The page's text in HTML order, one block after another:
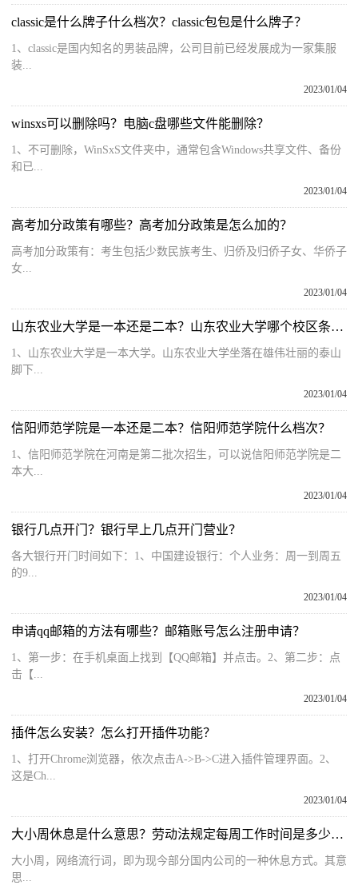
classic是什么牌子什么档次？classic包包是什么牌子？
1、classic是国内知名的男装品牌，公司目前已经发展成为一家集服
装...
2023/01/04
winsxs可以删除吗？电脑c盘哪些文件能删除？
1、不可删除，WinSxS文件夹中，通常包含Windows共享文件、备份
和已...
2023/01/04
高考加分政策有哪些？高考加分政策是怎么加的？
高考加分政策有：考生包括少数民族考生、归侨及归侨子女、华侨子
女...
2023/01/04
山东农业大学是一本还是二本？山东农业大学哪个校区条件好？
1、山东农业大学是一本大学。山东农业大学坐落在雄伟壮丽的泰山
脚下...
2023/01/04
信阳师范学院是一本还是二本？信阳师范学院什么档次？
1、信阳师范学院在河南是第二批次招生，可以说信阳师范学院是二
本大...
2023/01/04
银行几点开门？银行早上几点开门营业？
各大银行开门时间如下：1、中国建设银行：个人业务：周一到周五
的9...
2023/01/04
申请qq邮箱的方法有哪些？邮箱账号怎么注册申请？
1、第一步：在手机桌面上找到【QQ邮箱】并点击。2、第二步：点
击【...
2023/01/04
插件怎么安装？怎么打开插件功能？
1、打开Chrome浏览器，依次点击A->B->C进入插件管理界面。2、
这是Ch...
2023/01/04
大小周休息是什么意思？劳动法规定每周工作时间是多少小时最新
大小周，网络流行词，即为现今部分国内公司的一种休息方式。其意
思...